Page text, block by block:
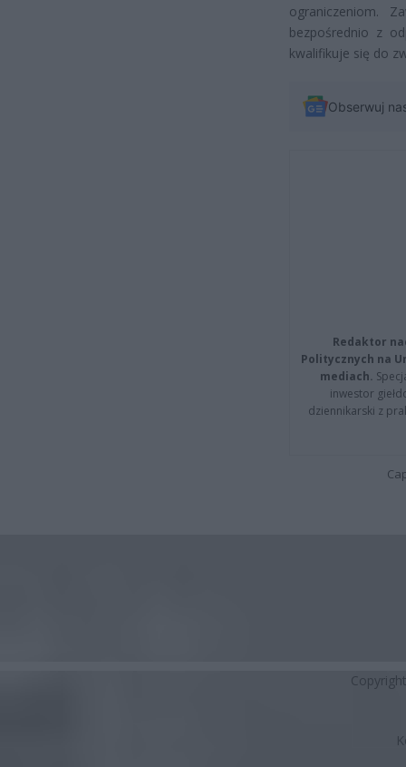
ograniczeniom.
bezpośrednio z
kwalifikuje się do
Obserwuj
Redaktor
Politycznych na
mediach.
inwestor
dziennikarski z